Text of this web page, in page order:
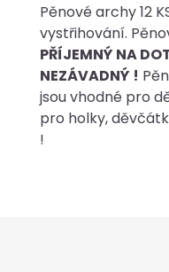
Pěnové archy 12
vystřihování.
PŘÍJEMNÝ NA
NEZÁVADNÝ !
jsou vhodné pro
pro holky,
!